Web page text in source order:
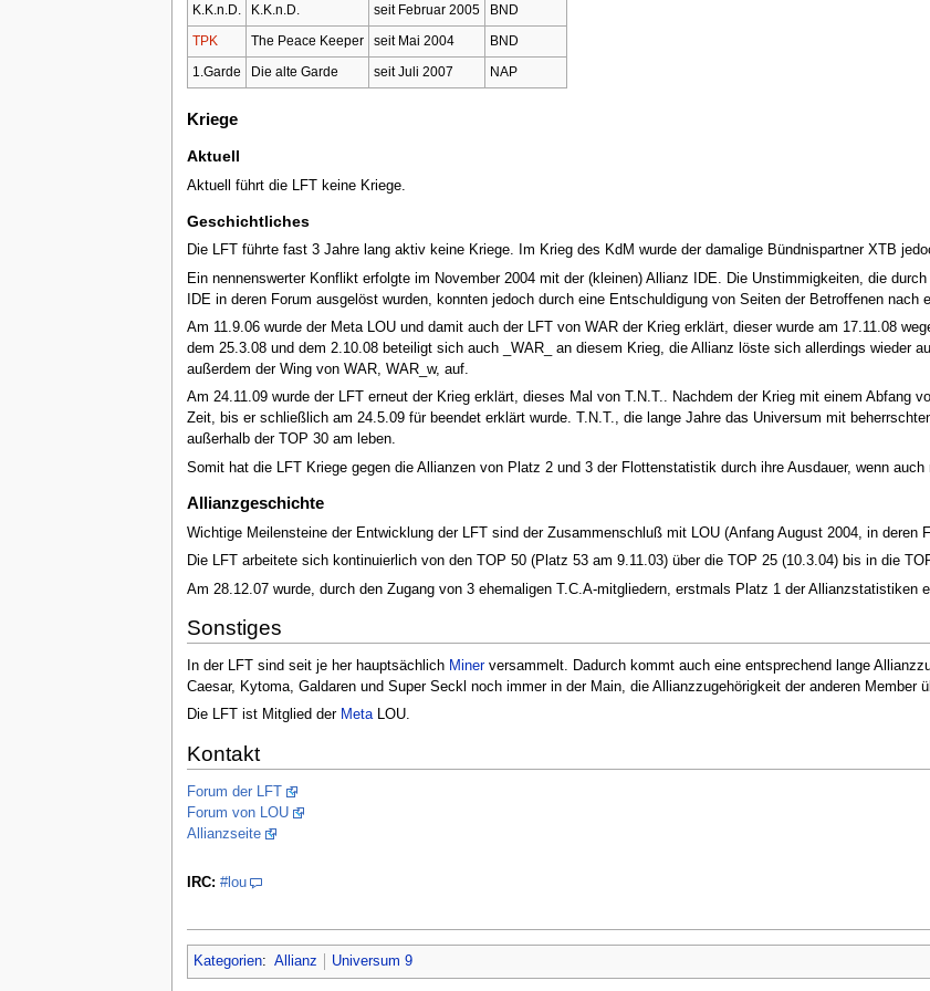
K.K.n.D.
K.K.n.D. seit Februar 2005
BND
TPK
The Peace Keeper seit Mai 2004
BND
1.Garde
Die alte Garde seit Juli 2007 NAP
Kriege
Aktuell
Aktuell führt die LFT keine Kriege.
Geschichtliches
Die LFT führte fast 3 Jahre lang aktiv keine Kriege. Im Krieg des KdM wurde der damalige Bündnispartner XTB
Ein nennenswerter Konflikt erfolgte im November 2004 mit der (kleinen) Allianz IDE. Die Unstimmigkeiten, die
IDE in deren Forum ausgelöst wurden, konnten jedoch durch eine Entschuldigung von Seiten der Betroffenen
Am 11.9.06 wurde der Meta LOU und damit auch der LFT von WAR der Krieg erklärt, dieser wurde am 17.11.08
dem 25.3.08 und dem 2.10.08 beteiligt sich auch _WAR_ an diesem Krieg, die Allianz löste sich allerdings wieder
außerdem der Wing von WAR, WAR_w, auf.
Am 24.11.09 wurde der LFT erneut der Krieg erklärt, dieses Mal von T.N.T.. Nachdem der Krieg mit einem Abfang
Zeit, bis er schließlich am 24.5.09 für beendet erklärt wurde. T.N.T., die lange Jahre das Universum mit
außerhalb der TOP 30 am leben.
Somit hat die LFT Kriege gegen die Allianzen von Platz 2 und 3 der Flottenstatistik durch ihre Ausdauer, wenn
Allianzgeschichte
Wichtige Meilensteine der Entwicklung der LFT sind der Zusammenschluß mit LOU (Anfang August 2004, in deren
Die LFT arbeitete sich kontinuierlich von den TOP 50 (Platz 53 am 9.11.03) über die TOP 25 (10.3.04) bis in die
Am 28.12.07 wurde, durch den Zugang von 3 ehemaligen T.C.A-mitgliedern, erstmals Platz 1 der Allianzstatistiken
Sonstiges
In der LFT sind seit je her hauptsächlich Minerversammelt. Dadurch kommt auch eine entsprechend lange
Caesar, Kytoma, Galdaren und Super Seckl noch immer in der Main, die Allianzzugehörigkeit der anderen Member
Die LFT ist Mitglied der MetaLOU.
Kontakt
Forum der LFT
Forum von LOU
Allianzseite
IRC: #lou
Kategorien: Allianz Universum 9